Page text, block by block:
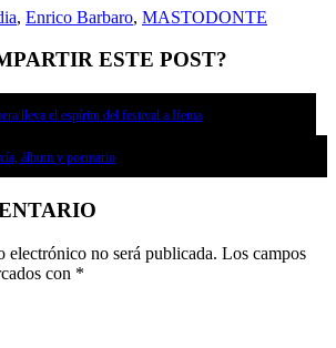
, Enrico Barbaro, MASTODONTE
ESTE POST?
lleva el espíritu del festival a Ifema
álbum y poemario
electrónico no será publicada. Los campos
con *